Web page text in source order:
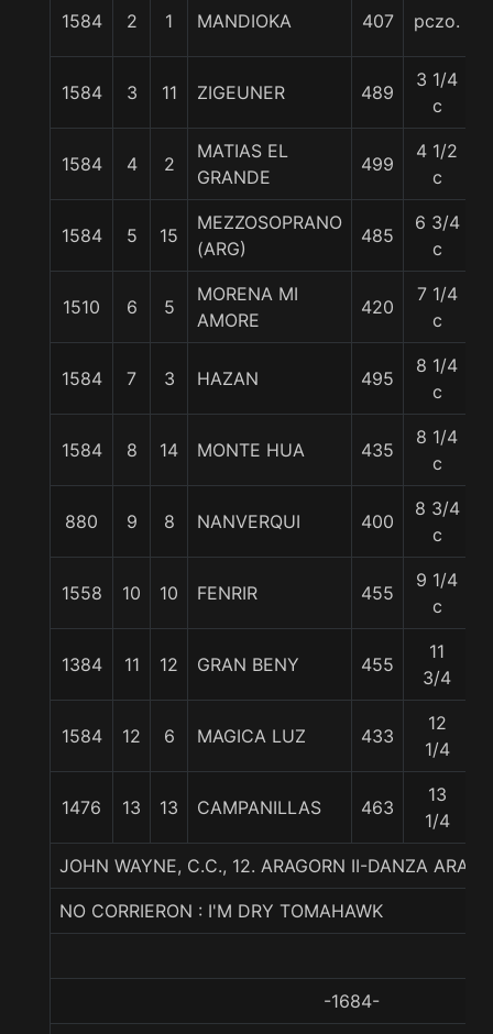
1584 2 1 MANDIOKA 407 pczo.
1584 3 11 ZIGEUNER 489
3 1/4
c
1584 4 2
MATIAS EL
GRANDE
499
4 1/2
c
1584 5 15
MEZZOSOPRANO
(ARG)
485
6 3/4
c
1510 6 5
MORENA MI
AMORE
420
7 1/4
c
1584 7 3 HAZAN 495
8 1/4
c
1584 8 14 MONTE HUA 435
8 1/4
c
880 9 8 NANVERQUI 400
8 3/4
c
1558 10 10 FENRIR 455
9 1/4
c
1384 11 12 GRAN BENY 455
11
3/4
1584 12 6 MAGICA LUZ 433
12
1/4
1476 13 13 CAMPANILLAS 463
13
1/4
JOHN WAYNE, C.C., 12. ARAGORN II-DANZA
NO CORRIERON : I'M DRY TOMAHAWK
-1684-